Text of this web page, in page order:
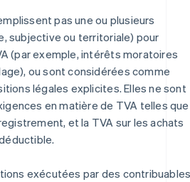
pas une ou plusieurs
subjective ou territoriale) pour
(par exemple, intérêts moratoires
ou sont considérées comme
légales explicites. Elles ne sont
en matière de TVA telles que
et la TVA sur les achats
exécutées par des